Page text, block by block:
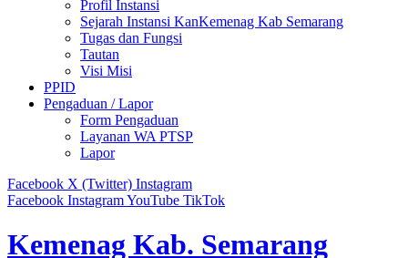
Profil Instansi
Sejarah Instansi KanKemenag Kab Semarang
Tugas dan Fungsi
Tautan
Visi Misi
PPID
Pengaduan / Lapor
Form Pengaduan
Layanan WA PTSP
Lapor
Facebook X (Twitter) Instagram
Facebook InstagramYouTube TikTok
Kemenag Kab. Semarang